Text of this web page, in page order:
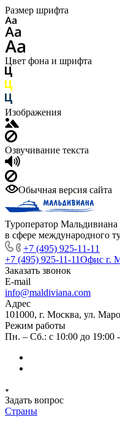
Размер шрифта
Цвет фона и шрифта
Изображения
Озвучивание текста
Обычная версия сайта
Туроператор Мальдивиана
в сфере международного
+7 (495) 925-11-11
+7 (495) 925-11-11Офис г.
Заказать звонок
E-mail
info@maldiviana.com
Адрес
101000, г. Москва, ул.
Режим работы
Пн. – Сб.: с 10:00 до 19:00
Задать вопрос
Страны